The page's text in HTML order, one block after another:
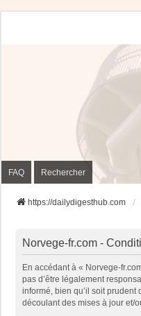
FAQ Rechercher
https://dailydigesthub.com
Norvege-fr.com -
En accédant à « Norvege-
pas d’être légalement
informé, bien qu’il soit
découlant des mises à jour et/